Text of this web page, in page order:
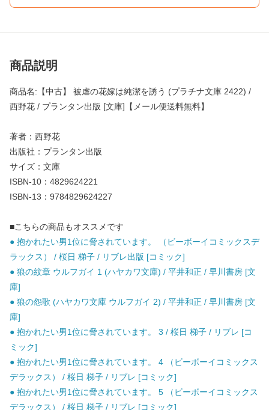
商品説明
商品名:【中古】 被虐の花嫁は純潔を誘う (プラチナ文庫 2422) /
西野花 / プランタン出版 [文庫]【メール便送料無料】
著者：西野花
出版社：プランタン出版
サイズ：文庫
ISBN-10：4829624221
ISBN-13：9784829624227
■こちらの商品もオススメです
● 抱かれたい男1位に脅されています。 （ビーボーイコミックスデ
ラックス） / 桜日 梯子 / リブレ出版 [コミック]
● 狼の紋章 ウルフガイ 1 (ハヤカワ文庫) / 平井和正 / 早川書房 [文
庫]
● 狼の怨歌 (ハヤカワ文庫 ウルフガイ 2) / 平井和正 / 早川書房 [文
庫]
● 抱かれたい男1位に脅されています。 3 / 桜日 梯子 / リブレ [コ
ミック]
● 抱かれたい男1位に脅されています。 4 （ビーボーイコミックス
デラックス） / 桜日 梯子 / リブレ [コミック]
● 抱かれたい男1位に脅されています。 5 （ビーボーイコミックス
デラックス） / 桜日 梯子 / リブレ [コミック]